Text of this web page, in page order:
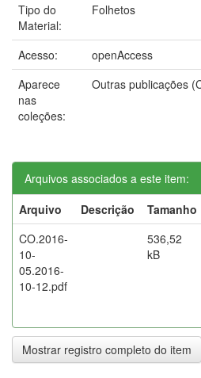
Tipo do
Material:
Folhetos
Acesso:
openAccess
Aparece
nas
coleções:
Outras publicações
Arquivos associados a este item:
Arquivo
Descrição Tamanho
CO.2016-
10-
05.2016-
10-12.pdf
536,52
kB
Mostrar registro completo do item